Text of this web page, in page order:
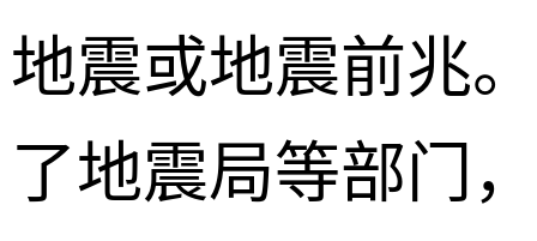
地震或地震前兆
了地震局等部门